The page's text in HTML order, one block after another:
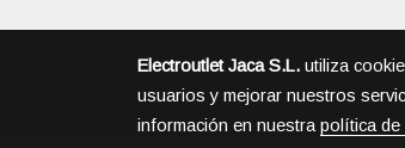
Electroutlet Jaca S.L.utiliza
usuarios y mejorar nuestros
información en nuestrapolítica de